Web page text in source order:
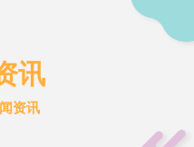
讯
资讯